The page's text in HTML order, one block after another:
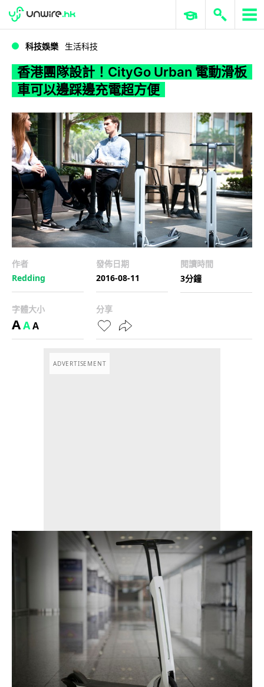
WWDC 2026 ERP 與商業 AI
科技娛樂 生活科技
香港團隊設計！CityGo Urban 電動滑板
車可以邊踩邊充電超方便
作者
Redding
發佈日期
2016-08-11
閱讀時間
3分鐘
字體大小
AAA
分享
ADVERTISEMENT